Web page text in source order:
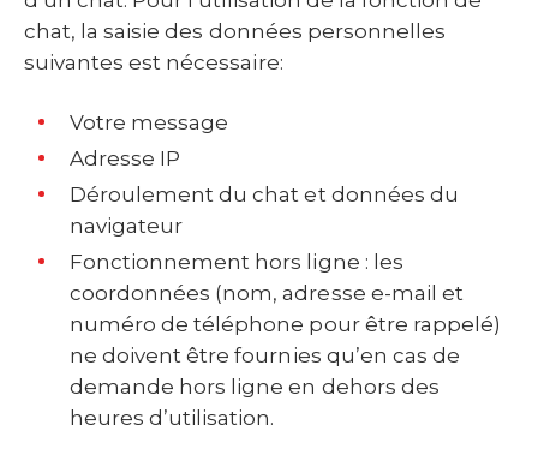
chat, la saisie des données personnelles
suivantes est nécessaire:
Votre message
Adresse IP
Déroulement du chat et données du
navigateur
Fonctionnement hors ligne : les
coordonnées (nom, adresse e-mail et
numéro de téléphone pour être rappelé)
ne doivent être fournies qu’en cas de
demande hors ligne en dehors des
heures d’utilisation.